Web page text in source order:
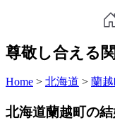
尊敬し合える
Home > 北海道 > 蘭
北海道蘭越町の